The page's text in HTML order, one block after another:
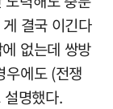
결국 이긴다
없는데 쌍방
우에도 (전쟁
명했다.